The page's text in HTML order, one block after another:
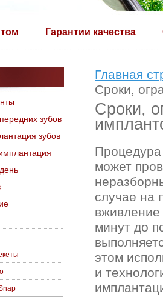
Гарантии качества
Главная
Сроки,
Сроки,
может
случае на
вживление
минут до
этом
и
зубов
зубов